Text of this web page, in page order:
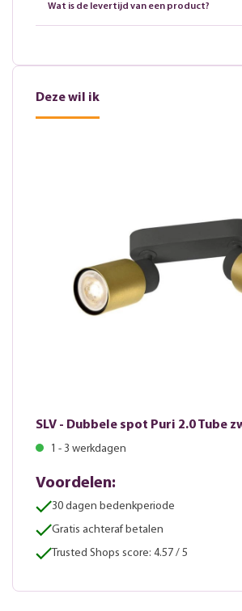
Wat is de levertijd van een product?
Deze wil ik
SLV - Dubbele spot Puri 2.0 Tube
1 - 3 werkdagen
Voordelen:
30 dagen bedenkperiode
Gratis achteraf betalen
Trusted Shops score: 4.57 / 5